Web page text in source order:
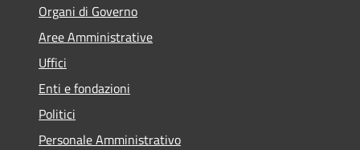
Organi di Governo
Aree Amministrative
Uffici
Enti e fondazioni
Politici
Personale Amministrativo